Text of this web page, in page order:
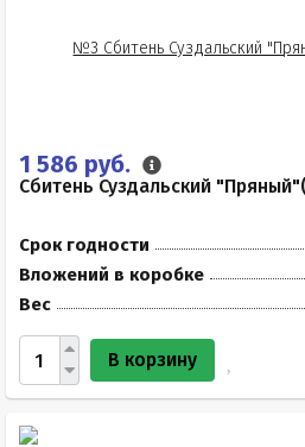
1 586 руб.
Сбитень Суздальский
Срок годности
Вложений в коробке
Вес
В корзину